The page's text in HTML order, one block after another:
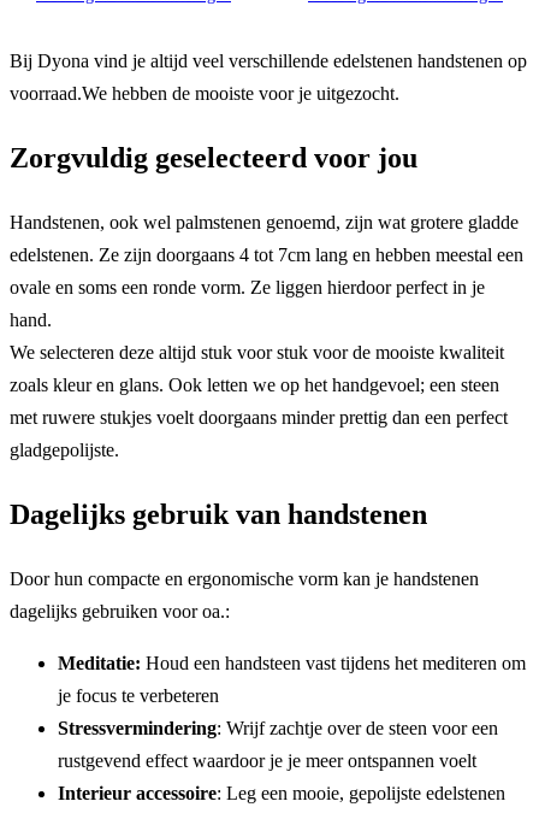
Bij Dyona vind je altijd veel verschillende edelstenen handstenen op
voorraad.We hebben de mooiste voor je uitgezocht.
Zorgvuldig geselecteerd voor jou
Handstenen, ook wel palmstenen genoemd, zijn wat grotere gladde
edelstenen. Ze zijn doorgaans 4 tot 7cm lang en hebben meestal een
ovale en soms een ronde vorm. Ze liggen hierdoor perfect in je
hand.
We selecteren deze altijd stuk voor stuk voor de mooiste kwaliteit
zoals kleur en glans. Ook letten we op het handgevoel; een steen
met ruwere stukjes voelt doorgaans minder prettig dan een perfect
gladgepolijste.
Dagelijks gebruik van handstenen
Door hun compacte en ergonomische vorm kan je handstenen
dagelijks gebruiken voor oa.:
Meditatie: Houd een handsteen vast tijdens het mediteren om
je focus te verbeteren
Stressvermindering: Wrijf zachtje over de steen voor een
rustgevend effect waardoor je je meer ontspannen voelt
Interieur accessoire: Leg een mooie, gepolijste edelstenen